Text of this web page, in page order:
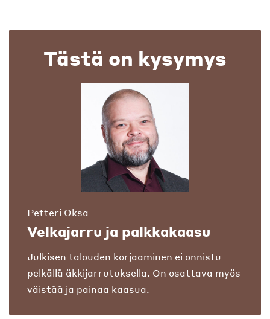
Tästä on kysymys
Petteri Oksa
Velkajarru ja palkkakaasu
Julkisen talouden korjaaminen ei onnistu
pelkällä äkkijarrutuksella. On osattava myös
väistää ja painaa kaasua.